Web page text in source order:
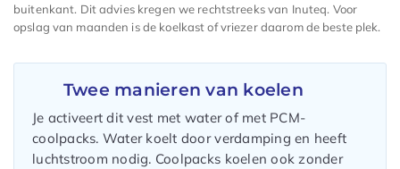
buitenkant. Dit advies kregen we rechtstreeks van Inuteq. Voor
opslag van maanden is de koelkast of vriezer daarom de beste plek.
Twee manieren van koelen
Je activeert dit vest met water of met PCM-
coolpacks. Water koelt door verdamping en heeft
luchtstroom nodig. Coolpacks koelen ook zonder